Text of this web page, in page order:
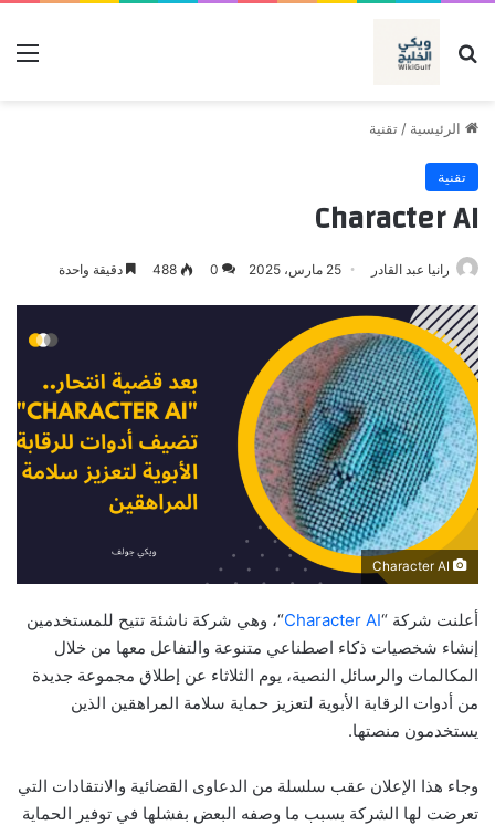
بحث عن
الرئيسية / تقنية
تقنية
Character AI
رانيا عبد القادر 25 مارس، 2025 0
488 دقيقة واحدة
أعلنت شركة “Character AI“، وهي شركة ناشئة تتيح للمستخدمين
إنشاء شخصيات ذكاء اصطناعي متنوعة والتفاعل معها من خلال
المكالمات والرسائل النصية، يوم الثلاثاء عن إطلاق مجموعة جديدة
من أدوات الرقابة الأبوية لتعزيز حماية سلامة المراهقين الذين
يستخدمون منصتها.
وجاء هذا الإعلان عقب سلسلة من الدعاوى القضائية والانتقادات التي
تعرضت لها الشركة بسبب ما وصفه البعض بفشلها في توفير الحماية